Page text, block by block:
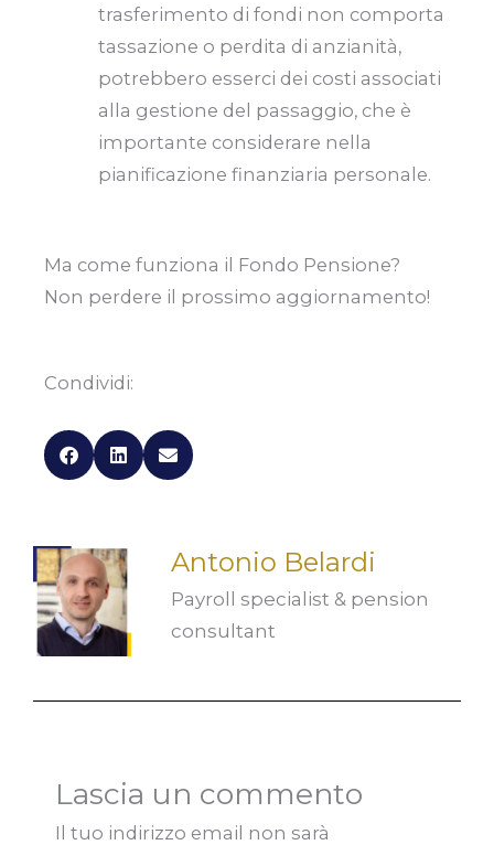
trasferimento di fondi non comporta
tassazione o perdita di anzianità,
potrebbero esserci dei costi associati
alla gestione del passaggio, che è
importante considerare nella
pianificazione finanziaria personale.
Ma come funziona il Fondo Pensione?
Non perdere il prossimo aggiornamento!
Condividi:
Antonio Belardi
Payroll specialist & pension
consultant
Lascia un commento
Il tuo indirizzo email non sarà